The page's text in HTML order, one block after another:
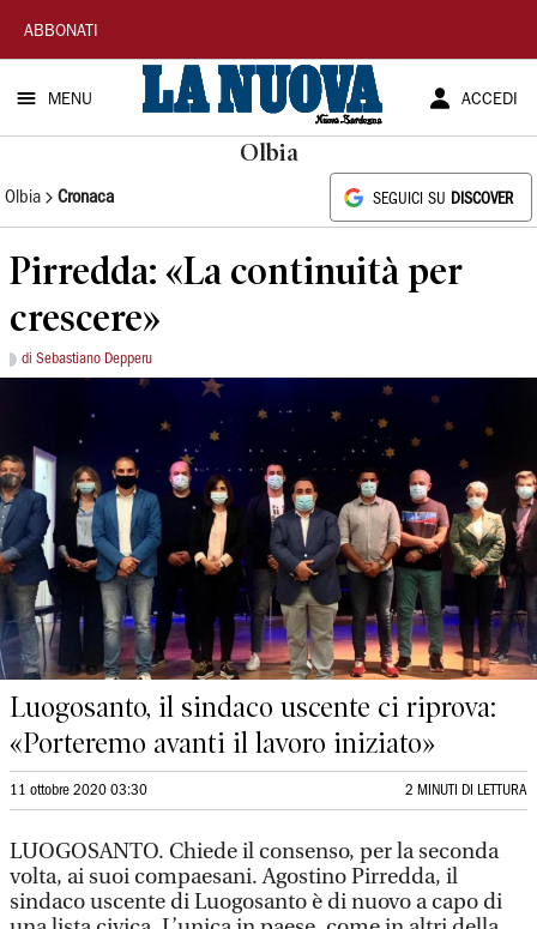
La
Nuova
Sardegna
ABBONATI
MENU ACCEDI
Olbia
Olbia Cronaca SEGUICI SU DISCOVER
Pirredda: «La continuità per
crescere»
di Sebastiano Depperu
Luogosanto, il sindaco uscente ci riprova:
«Porteremo avanti il lavoro iniziato»
11 ottobre 2020 03:30 2 MINUTI DI LETTURA
LUOGOSANTO. Chiede il consenso, per la seconda
volta, ai suoi compaesani. Agostino Pirredda, il
sindaco uscente di Luogosanto è di nuovo a capo di